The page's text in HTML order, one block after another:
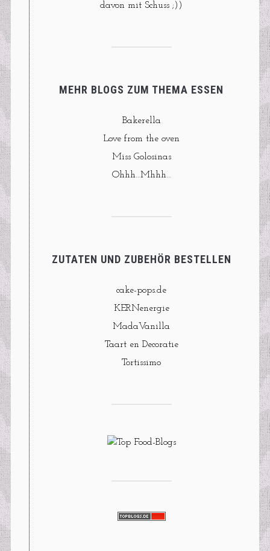
davon mit Schuss ;))
MEHR BLOGS ZUM THEMA ESSEN
Bakerella
Love from the oven
Miss Golosinas
Ohhh…Mhhh…
ZUTATEN UND ZUBEHÖR BESTELLEN
cake-pops.de
KERNenergie
MadaVanilla
Taart en Decoratie
Tortissimo